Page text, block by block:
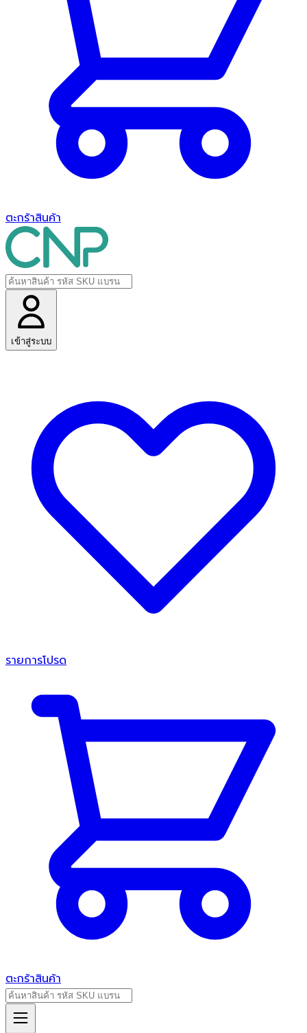
ตะกร้าสินค้า
เข้าสู่ระบบ
รายการโปรด
ตะกร้าสินค้า